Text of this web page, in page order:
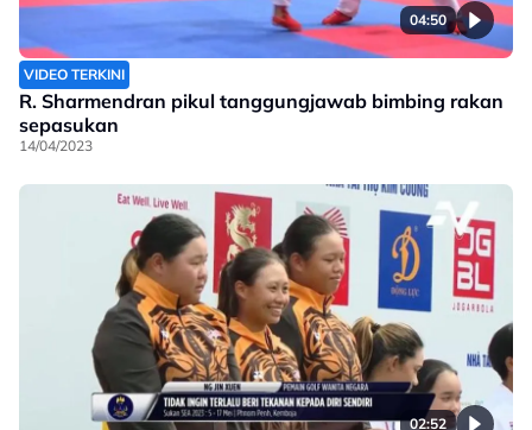
04:50
VIDEO TERKINI
R. Sharmendran pikul tanggungjawab bimbing rakan
sepasukan
14/04/2023
02:52